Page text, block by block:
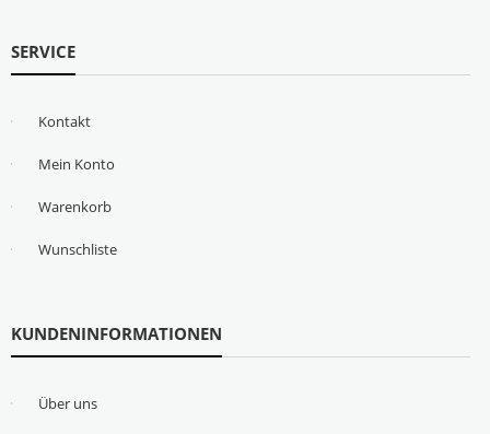
SERVICE
Kontakt
Mein Konto
Warenkorb
Wunschliste
KUNDENINFORMATIONEN
Über uns